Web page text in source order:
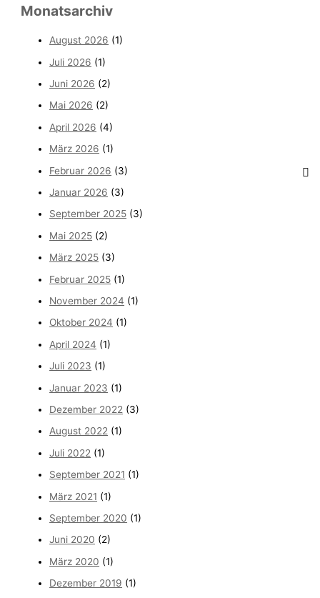
Monatsarchiv
August 2026 (1)
Juli 2026 (1)
Juni 2026 (2)
Mai 2026 (2)
April 2026 (4)
März 2026 (1)
Februar 2026 (3)
Januar 2026 (3)
September 2025 (3)
Mai 2025 (2)
März 2025 (3)
Februar 2025 (1)
November 2024 (1)
Oktober 2024 (1)
April 2024 (1)
Juli 2023 (1)
Januar 2023 (1)
Dezember 2022 (3)
August 2022 (1)
Juli 2022 (1)
September 2021 (1)
März 2021 (1)
September 2020 (1)
Juni 2020 (2)
März 2020 (1)
Dezember 2019 (1)